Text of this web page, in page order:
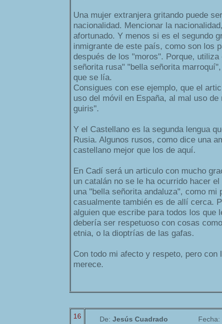
Una mujer extranjera gritando puede
nacionalidad. Mencionar la
afortunado. Y menos si es el segundo
inmigrante de este país, como son los
después de los "moros". Porque, utiliza
señorita rusa" "bella señorita
que se lía.
Consigues con ese ejemplo, que el
uso del móvil en España, al mal uso
guiris".
Y el Castellano es la segunda lengua
Rusia. Algunos rusos, como dice una
castellano mejor que los de aquí.
En Cadí será un articulo con mucho
un catalán no se le ha ocurrido hacer
una "bella señorita andaluza", como mi
casualmente también es de allí cerca.
alguien que escribe para todos los que
debería ser respetuoso con cosas
etnia, o la dioptrías de las gafas.
Con todo mi afecto y respeto, pero con
merece.
16 De: Jesús Cuadrado Fecha: